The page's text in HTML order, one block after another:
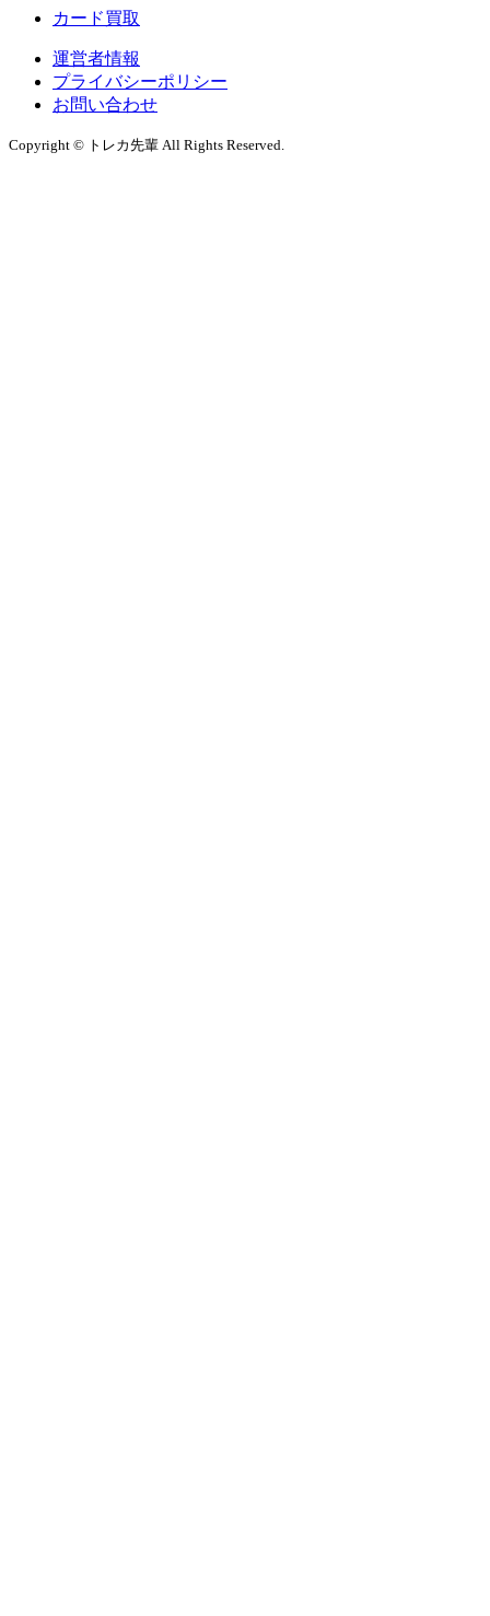
カード買取
運営者情報
プライバシーポリシー
お問い合わせ
Copyright © トレカ先輩 All Rights Reserved.